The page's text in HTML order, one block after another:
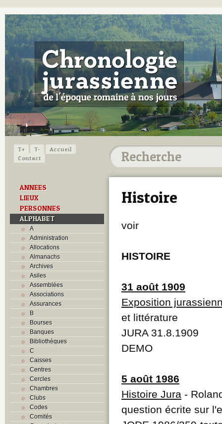
T+ T-
Accueil
Contact
ANNEES
LIEUX
PERSONNES
ALPHABET
A
Administration
Allocations
Almanachs
Archives
Asiles
Assemblées
Associations
Assurances
B
Bourses
Banques
Bibliothèques
C
Caisses
Centres
Cercles
Chambres
Clubs
Codes
Comités
Histoire
voir
HISTOIRE
31 août 1909
Exposition
et littérature
JURA 31.8.1909
DEMO
5 août 1986
Histoire Jura -
question écrite sur